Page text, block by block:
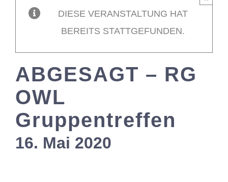
Mitglieder /
DIESE VERANSTALTUNG HAT
BEREITS STATTGEFUNDEN.
ABGESAGT – RG
OWL
Gruppentreffen
16. Mai 2020